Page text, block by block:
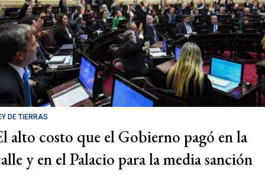
DE TIERRAS
alto costo que el Gobierno pagó en la
y en el Palacio para la media sanción